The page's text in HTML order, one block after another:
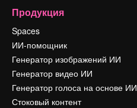
Продукция
Spaces
ИИ-помощник
Генератор изображений ИИ
Генератор видео ИИ
Генератор голоса на основе ИИ
Стоковый контент